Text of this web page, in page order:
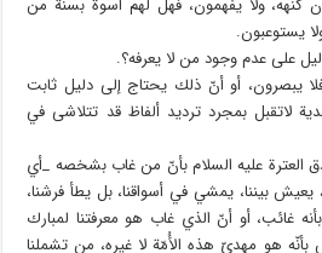
كنهه، ولا يفهمون، فهل لهم أسوة بسنة من
يستوعبون.
على عدم وجود من لا يعرفه؟.
يبصرون، أو أنّ ذلك يحتاج إلى دليل ثابت
لاتقبل بمجرد ترديد ألفاظ قد تتلاشى في
عليه السلام بأنّ من غاب بشخصه _أي
يعيش بيننا، يمشي في أسواقنا، بل يطأ فرشنا،
غائب، أو أنّ الذي غاب هو معرفتنا لمبارك
هو مهديّ هذه الأُمّة لا غيره، من تشملنا